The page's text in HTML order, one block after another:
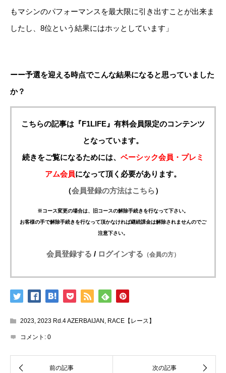
もマシンのパフォーマンスを最大限に引き出すことが出来ま
したし、8位という結果にはホッとしています」
ーー予選を迎える時点でこんな結果になると思っていました
か？
こちらの記事は『F1LIFE』有料会員限定のコンテンツ
となっています。
続きをご覧になるためには、 ベーシック会員・プレミ
アム会員になって頂く必要があります。
（会員登録の方法はこちら）
※コース変更の場合は、旧コースの解除手続きを行なって下さい。
お客様の手で解除手続きを行なって頂かなければ継続課金は解除されませんのでご
注意下さい。
会員登録する / ログインする （会員の方）
2023, 2023 Rd.4 AZERBAIJAN , RACE【レース】
コメント: 0